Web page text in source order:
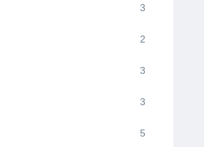
3
2
3
3
5